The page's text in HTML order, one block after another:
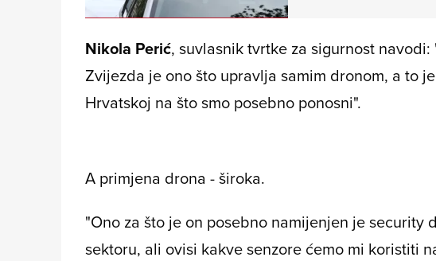
Nikola Perić, suvlasnik tvrtke za sigurnost
Zvijezda je ono što upravlja samim dronom, a to
Hrvatskoj na što smo posebno ponosni".
A primjena drona - široka.
"Ono za što je on posebno namijenjen je security
sektoru, ali ovisi kakve senzore ćemo mi koristiti